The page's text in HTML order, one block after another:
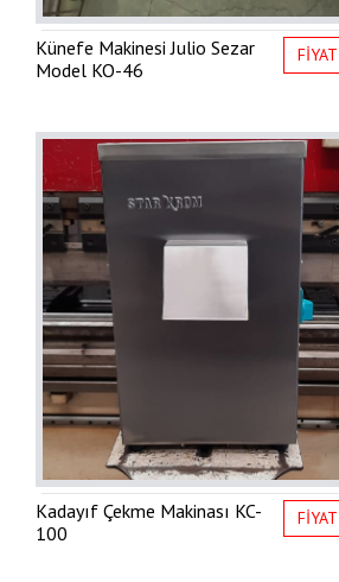
Künefe Makinesi Julio Sezar
Model KO-46
Kadayıf Çekme Makinası KC-
100